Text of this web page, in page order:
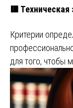
🟥
Критерии
для того, чтобы